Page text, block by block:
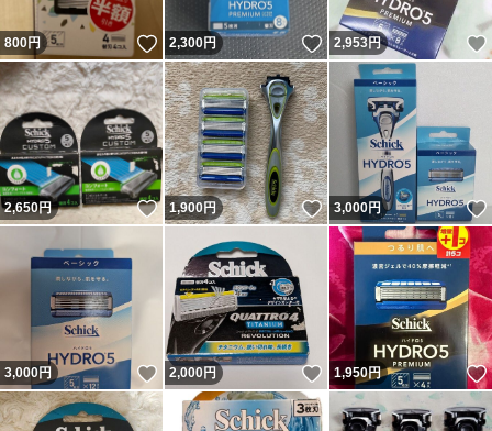
800円 いいね！
2,300円 いいね！
2,953円
2,650円 いいね！
1,900円 いいね！
3,000円
3,000円 いいね！
2,000円 いいね！
1,950円